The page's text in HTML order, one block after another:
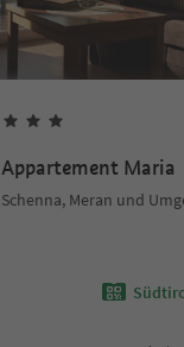
Appartement Maria
Schenna, Meran und